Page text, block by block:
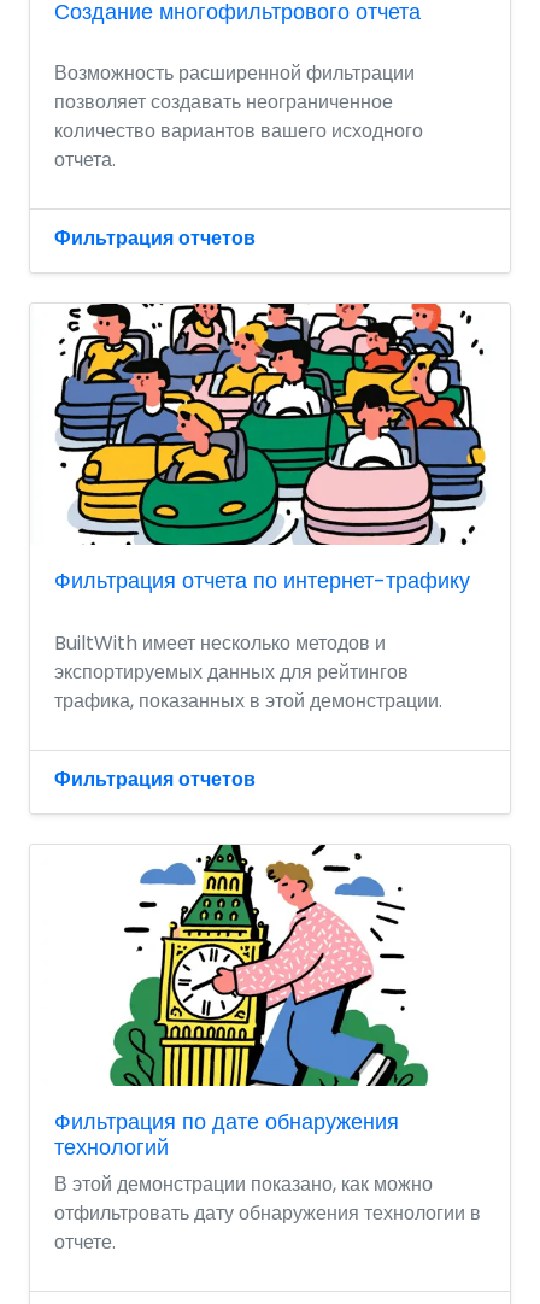
Создание многофильтрового отчета
Возможность расширенной фильтрации
позволяет создавать неограниченное
количество вариантов вашего исходного
отчета.
Фильтрация отчетов
Фильтрация отчета по интернет-трафику
BuiltWith имеет несколько методов и
экспортируемых данных для рейтингов
трафика, показанных в этой демонстрации.
Фильтрация отчетов
Фильтрация по дате обнаружения
технологий
В этой демонстрации показано, как можно
отфильтровать дату обнаружения технологии в
отчете.